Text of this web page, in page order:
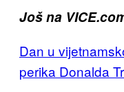
Još na
Dan u
perika Donalda